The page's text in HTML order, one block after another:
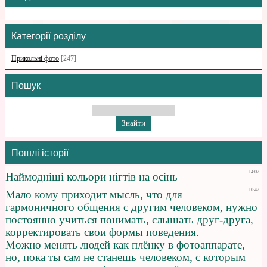
Категорії розділу
Прикольні фото [247]
Пошук
Пошлі історії